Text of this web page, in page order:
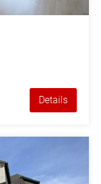
Details